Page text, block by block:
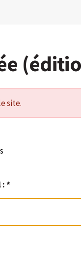
site.
:*